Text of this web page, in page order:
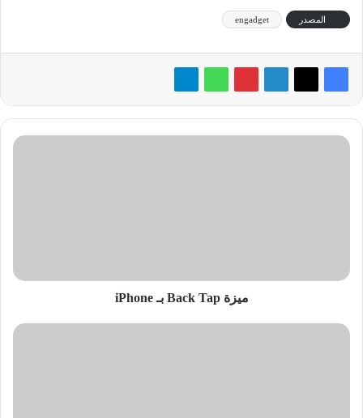
المصدر engadget
ميزة
ميزة Back Tap بـ iPhone
تطبيق